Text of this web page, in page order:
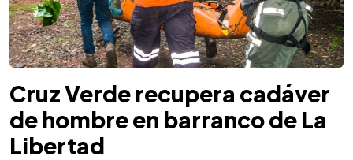
Cruz Verde recupera cadáver
de hombre en barranco de La
Libertad